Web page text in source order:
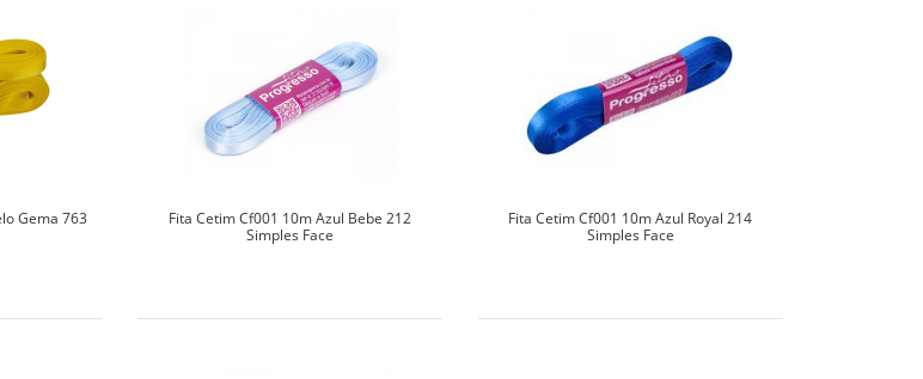
Gema 763
Fita Cetim Cf001 10m Azul Bebe 212
Simples Face
Fita Cetim Cf001 10m Azul Royal 214
Simples Face